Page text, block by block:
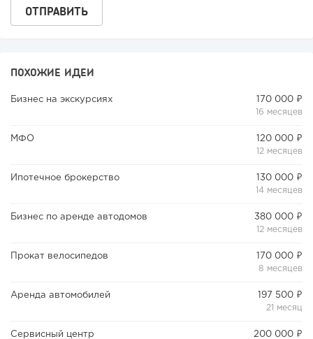
163
Конференции августа 2026: лучшие мероприятия месяца
ПОХОЖИЕ ИДЕИ
Бизнес на экскурсиях
170 000 ₽
16 месяцев
МФО
120 000 ₽
12 месяцев
Ипотечное брокерство
130 000 ₽
14 месяцев
Бизнес по аренде автодомов
380 000 ₽
12 месяцев
Прокат велосипедов
170 000 ₽
8 месяцев
Аренда автомобилей
197 500 ₽
21 месяц
Сервисный центр
200 000 ₽